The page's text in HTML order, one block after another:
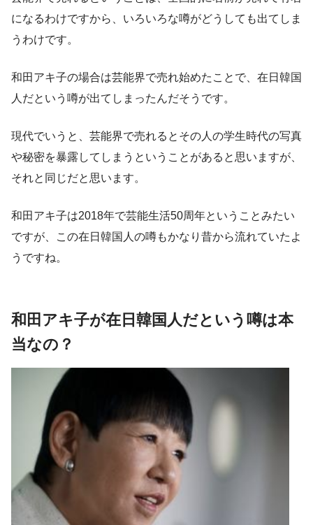
になるわけですから、いろいろな噂がどうしても出てしま
うわけです。
和田アキ子の場合は芸能界で売れ始めたことで、在日韓国
人だという噂が出てしまったんだそうです。
現代でいうと、芸能界で売れるとその人の学生時代の写真
や秘密を暴露してしまうということがあると思いますが、
それと同じだと思います。
和田アキ子は2018年で芸能生活50周年ということみたい
ですが、この在日韓国人の噂もかなり昔から流れていたよ
うですね。
和田アキ子が在日韓国人だという噂は本
当なの？